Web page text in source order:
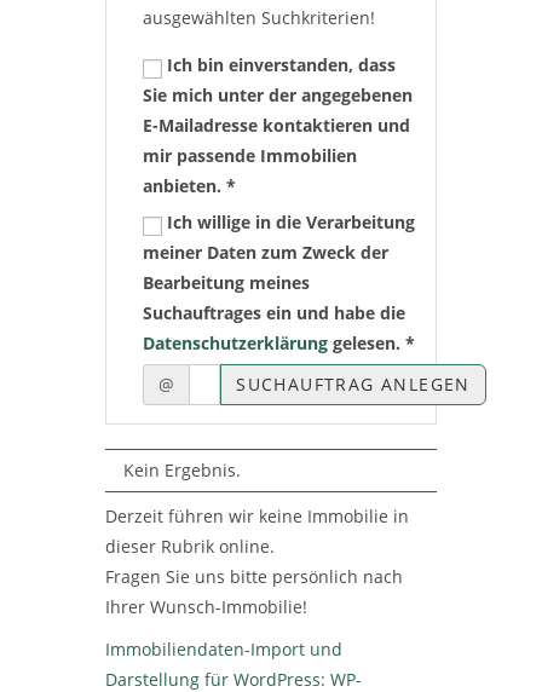
ausgewählten Suchkriterien!
Ich bin einverstanden, dass
Sie mich unter der angegebenen
E-Mailadresse kontaktieren und
mir passende Immobilien
anbieten. *
Ich willige in die Verarbeitung
meiner Daten zum Zweck der
Bearbeitung meines
Suchauftrages ein und habe die
Datenschutzerklärung gelesen. *
@
SUCHAUFTRAG ANLEGEN
Kein Ergebnis.
Derzeit führen wir keine Immobilie in
dieser Rubrik online.
Fragen Sie uns bitte persönlich nach
Ihrer Wunsch-Immobilie!
Immobiliendaten-Import und
Darstellung für WordPress: WP-